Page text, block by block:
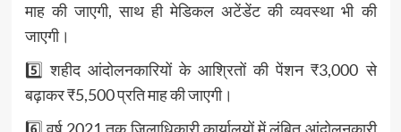
माह की जाएगी, साथ ही मेडिकल अटेंडेंट की व्यवस्था भी की
जाएगी।
5️⃣ शहीद आंदोलनकारियों के आश्रितों की पेंशन ₹3,000 से
बढ़ाकर ₹5,500 प्रति माह की जाएगी।